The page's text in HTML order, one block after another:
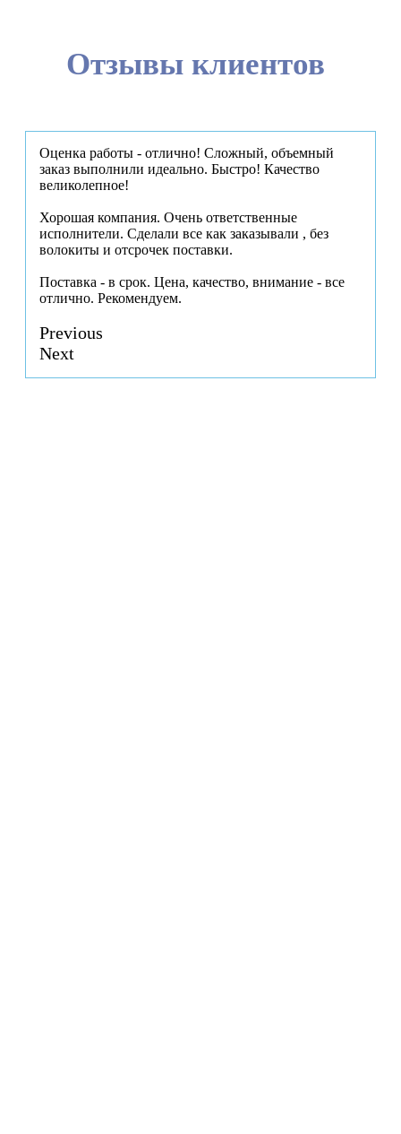
Отзывы клиентов
Оценка работы - отлично! Сложный, объемный
заказ выполнили идеально. Быстро! Качество
великолепное!
Хорошая компания. Очень ответственные
исполнители. Сделали все как заказывали , без
волокиты и отсрочек поставки.
Поставка - в срок. Цена, качество, внимание - все
отлично. Рекомендуем.
Previous
Next